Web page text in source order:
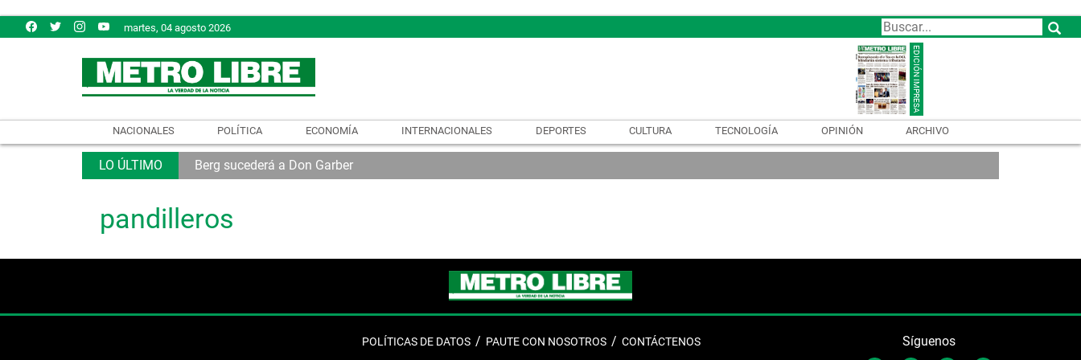
martes, 04 agosto 2026
NACIONALES POLÍTICA ECONOMÍA INTERNACIONALES DEPORTES CULTURA TECNOLOGÍA OPINIÓN ARCHIVO
Berg sucederá a Don Garber
pandilleros
POLÍTICAS DE DATOS PAUTE CON NOSOTROS CONTÁCTENOS Síguenos